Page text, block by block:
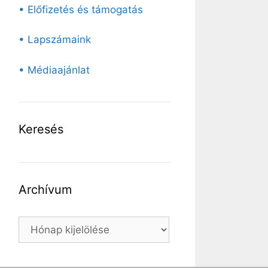
• Előfizetés és támogatás
• Lapszámaink
• Médiaajánlat
Keresés
Archívum
Archívum